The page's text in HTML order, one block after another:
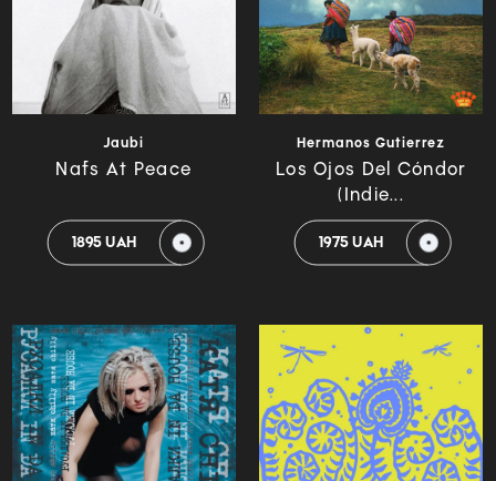
Jaubi
Nafs At Peace
1895 UAH
Hermanos Gutierrez
Los Ojos Del Cóndor
(Indie...
1975 UAH